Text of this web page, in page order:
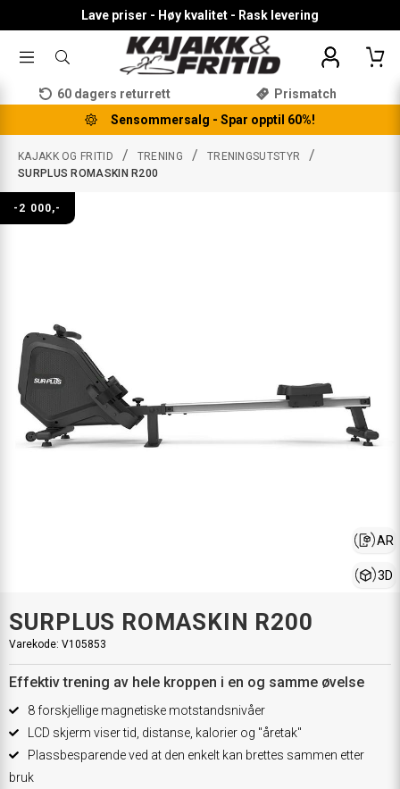
Lave priser - Høy kvalitet - Rask levering
TOGGLESØK
KATEGORI,
MERKE
60 dagers returrett
Prismatch
Sensommersalg - Spar opptil 60%!
KAJAKK OG FRITID / TRENING / TRENINGSUTSTYR /
SURPLUS ROMASKIN R200
-2 000,-
AR
3D
SURPLUS ROMASKIN R200
Varekode: V105853
Effektiv trening av hele kroppen i en og samme øvelse
8 forskjellige magnetiske motstandsnivåer
LCD skjerm viser tid, distanse, kalorier og "åretak"
Plassbesparende ved at den enkelt kan brettes sammen etter
bruk